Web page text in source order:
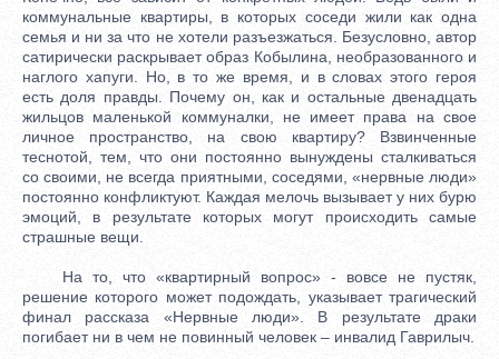
коммунальные квартиры, в которых соседи жили как одна
семья и ни за что не хотели разъезжаться. Безусловно, автор
сатирически раскрывает образ Кобылина, необразованного и
наглого хапуги. Но, в то же время, и в словах этого героя
есть доля правды. Почему он, как и остальные двенадцать
жильцов маленькой коммуналки, не имеет права на свое
личное пространство, на свою квартиру? Взвинченные
теснотой, тем, что они постоянно вынуждены сталкиваться
со своими, не всегда приятными, соседями, «нервные люди»
постоянно конфликтуют. Каждая мелочь вызывает у них бурю
эмоций, в результате которых могут происходить самые
страшные вещи.
На то, что «квартирный вопрос» - вовсе не пустяк,
решение которого может подождать, указывает трагический
финал рассказа «Нервные люди». В результате драки
погибает ни в чем не повинный человек – инвалид Гаврилыч.